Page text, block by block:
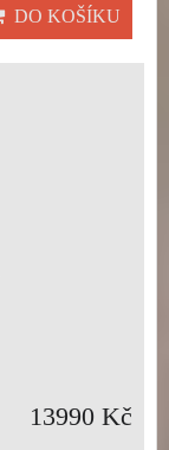
DO KOŠÍKU
13990 Kč